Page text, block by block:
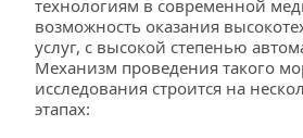
технологиям в современной
возможность оказания
услуг, с высокой степенью
Механизм проведения такого
исследования строится на
этапах: